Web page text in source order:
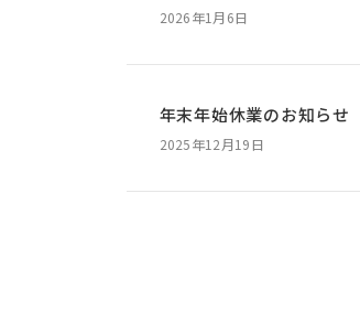
2026年1月6日
年末年始休業のお知らせ
2025年12月19日